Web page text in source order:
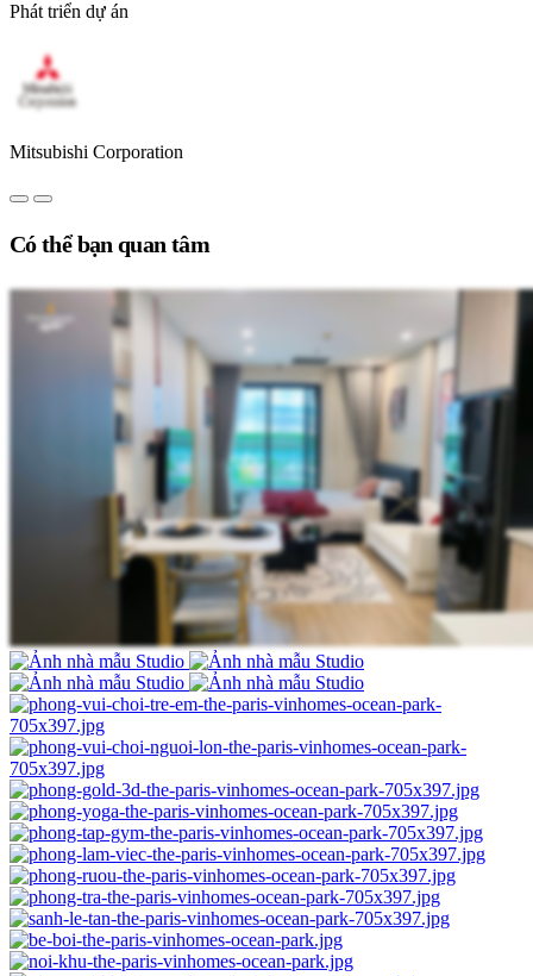
Phát triển dự án
Mitsubishi Corporation
Có thể bạn quan tâm